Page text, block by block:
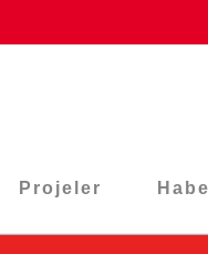
Projeler